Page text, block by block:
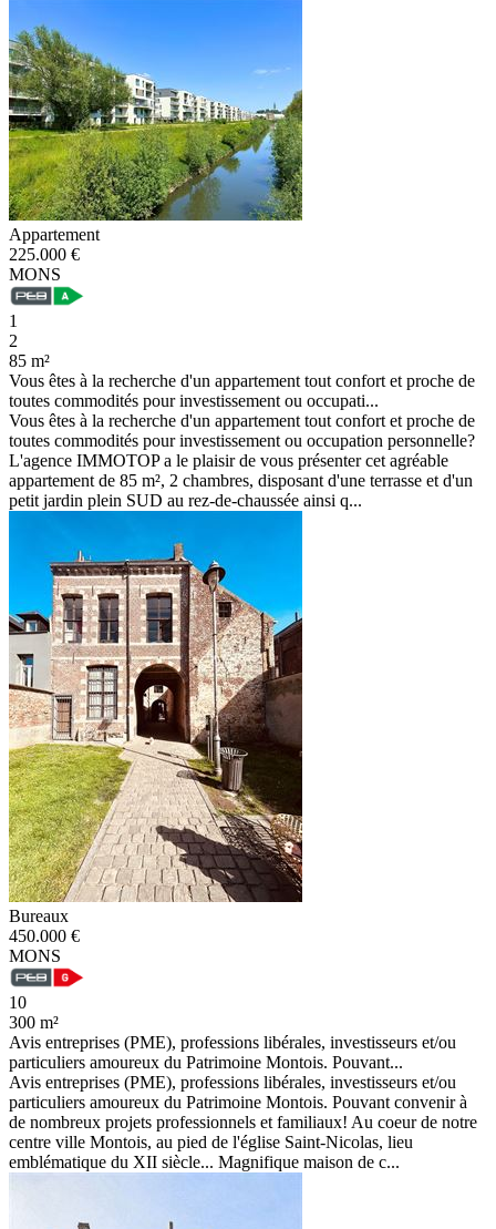
Appartement
225.000 €
MONS
1
2
85 m²
Vous êtes à la recherche d'un appartement tout confort et proche de
toutes commodités pour investissement ou occupati...
Vous êtes à la recherche d'un appartement tout confort et proche de
toutes commodités pour investissement ou occupation personnelle?
L'agence IMMOTOP a le plaisir de vous présenter cet agréable
appartement de 85 m², 2 chambres, disposant d'une terrasse et d'un
petit jardin plein SUD au rez-de-chaussée ainsi q...
Bureaux
450.000 €
MONS
10
300 m²
Avis entreprises (PME), professions libérales, investisseurs et/ou
particuliers amoureux du Patrimoine Montois. Pouvant...
Avis entreprises (PME), professions libérales, investisseurs et/ou
particuliers amoureux du Patrimoine Montois. Pouvant convenir à
de nombreux projets professionnels et familiaux! Au coeur de notre
centre ville Montois, au pied de l'église Saint-Nicolas, lieu
emblématique du XII siècle... Magnifique maison de c...